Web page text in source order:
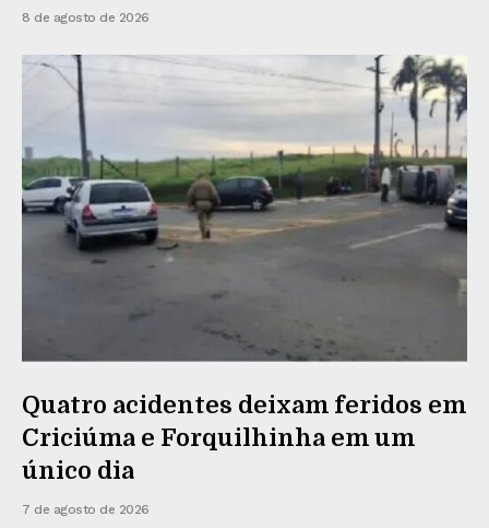
8 de agosto de 2026
Quatro acidentes deixam feridos em
Criciúma e Forquilhinha em um
único dia
7 de agosto de 2026